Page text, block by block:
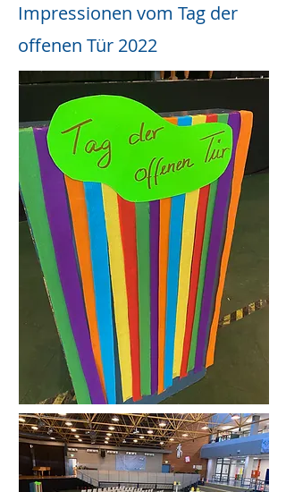
Impressionen vom Tag der
offenen Tür 2022